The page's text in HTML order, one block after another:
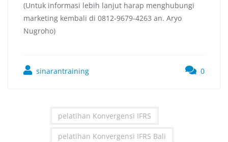
(Untuk informasi lebih lanjut harap menghubungi
marketing kembali di 0812-9679-4263 an. Aryo
Nugroho)
sinarantraining 0
pelatihan Konvergensi IFRS
pelatihan Konvergensi IFRS Bali